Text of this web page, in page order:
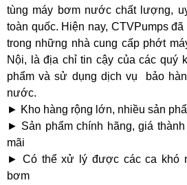
tùng máy bơm nước chất lượng,
toàn quốc. Hiện nay, CTVPumps
trong những nhà cung cấp phớt
Nội, là địa chỉ tin cậy của các quý
phẩm và sử dụng dịch vụ bảo
nước.
► Kho hàng rộng lớn, nhiều sản
► Sản phẩm chính hãng, giá
mãi
► Có thể xử lý được các ca khó
bơm